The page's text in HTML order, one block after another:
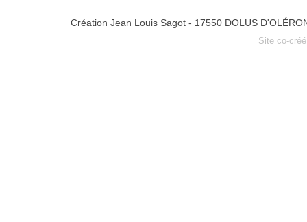
Création Jean Louis Sagot - 17550 DOLUS
Site co-